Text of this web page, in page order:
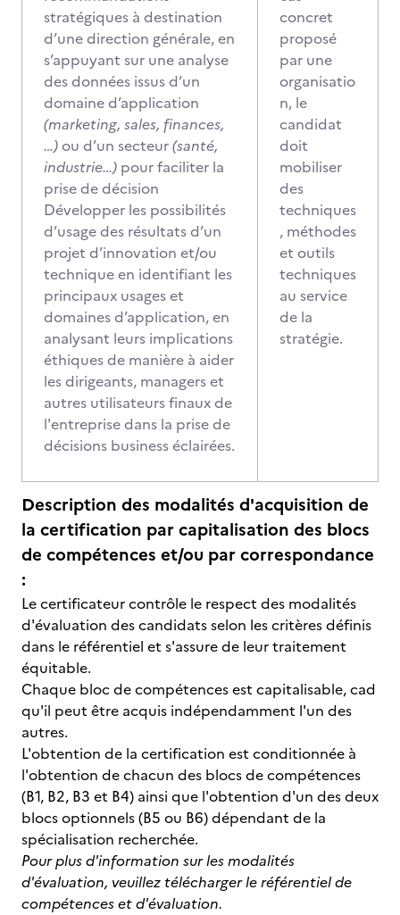
stratégiques à destination
d’une direction générale, en
s’appuyant sur une analyse
des données issus d’un
domaine d’application
(marketing, sales, finances,
…) ou d’un secteur(santé,
industrie…) pour faciliter la
prise de décision
Développer les possibilités
d’usage des résultats d’un
projet d’innovation et/ou
technique en identifiant les
principaux usages et
domaines d’application, en
analysant leurs implications
éthiques de manière à aider
les dirigeants, managers et
autres utilisateurs finaux de
l'entreprise dans la prise de
décisions business éclairées.
concret
proposé
par une
organisatio
n, le
candidat
doit
mobiliser
des
techniques
, méthodes
et outils
techniques
au service
de la
stratégie.
Description des modalités d'acquisition de
la certification par capitalisation des blocs
de compétences et/ou par correspondance
:
Le certificateur contrôle le respect des modalités
d'évaluation des candidats selon les critères définis
dans le référentiel et s'assure de leur traitement
équitable.
Chaque bloc de compétences est capitalisable, cad
qu'il peut être acquis indépendamment l'un des
autres.
L'obtention de la certification est conditionnée à
l'obtention de chacun des blocs de compétences
(B1, B2, B3 et B4) ainsi que l'obtention d'un des deux
blocs optionnels (B5 ou B6) dépendant de la
spécialisation recherchée.
Pour plus d'information sur les modalités
d'évaluation, veuillez télécharger le référentiel de
compétences et d'évaluation.